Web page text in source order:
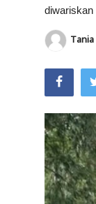
Alam Bali
Indonesia
diwariskan